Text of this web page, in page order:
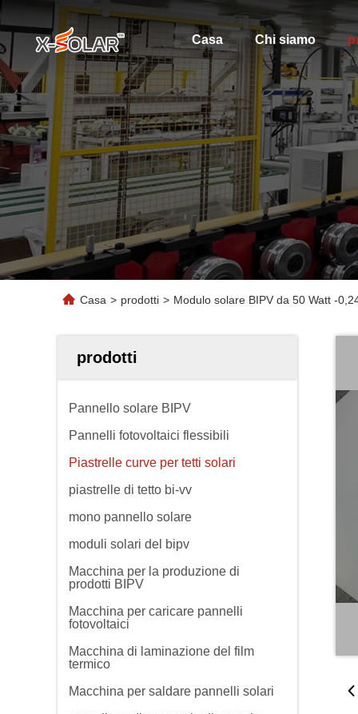
Casa Chi siamo
Casa > prodotti > Modulo solare BIPV da 50 Watt -
prodotti
Pannello solare BIPV
Pannelli fotovoltaici flessibili
Piastrelle curve per tetti solari
piastrelle di tetto bi-vv
mono pannello solare
moduli solari del bipv
Macchina per la produzione di
prodotti BIPV
Macchina per caricare pannelli
fotovoltaici
Macchina di laminazione del film
termico
Macchina per saldare pannelli solari